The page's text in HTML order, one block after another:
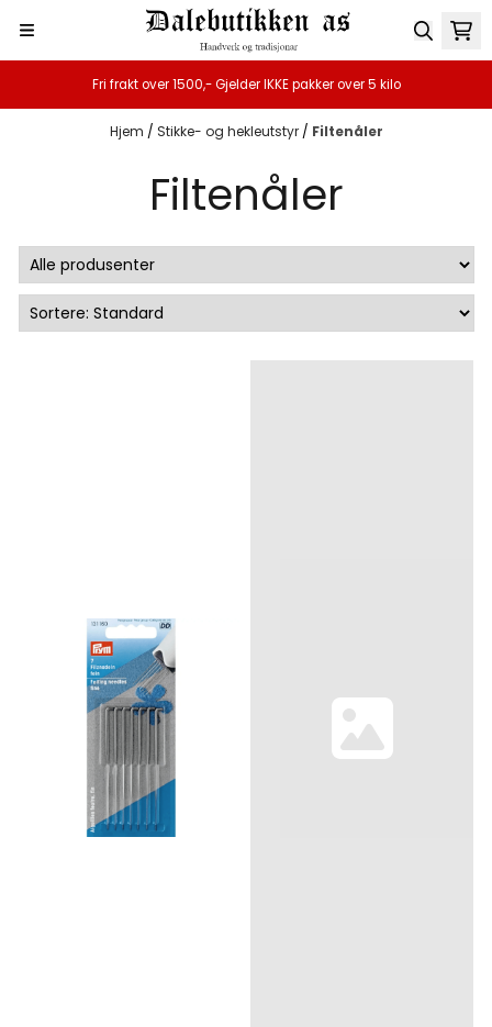
Hopp til innhold
Fri frakt over 1500,- Gjelder IKKE pakker over 5 kilo
Hjem / Stikke- og hekleutstyr / Filtenåler
Filtenåler